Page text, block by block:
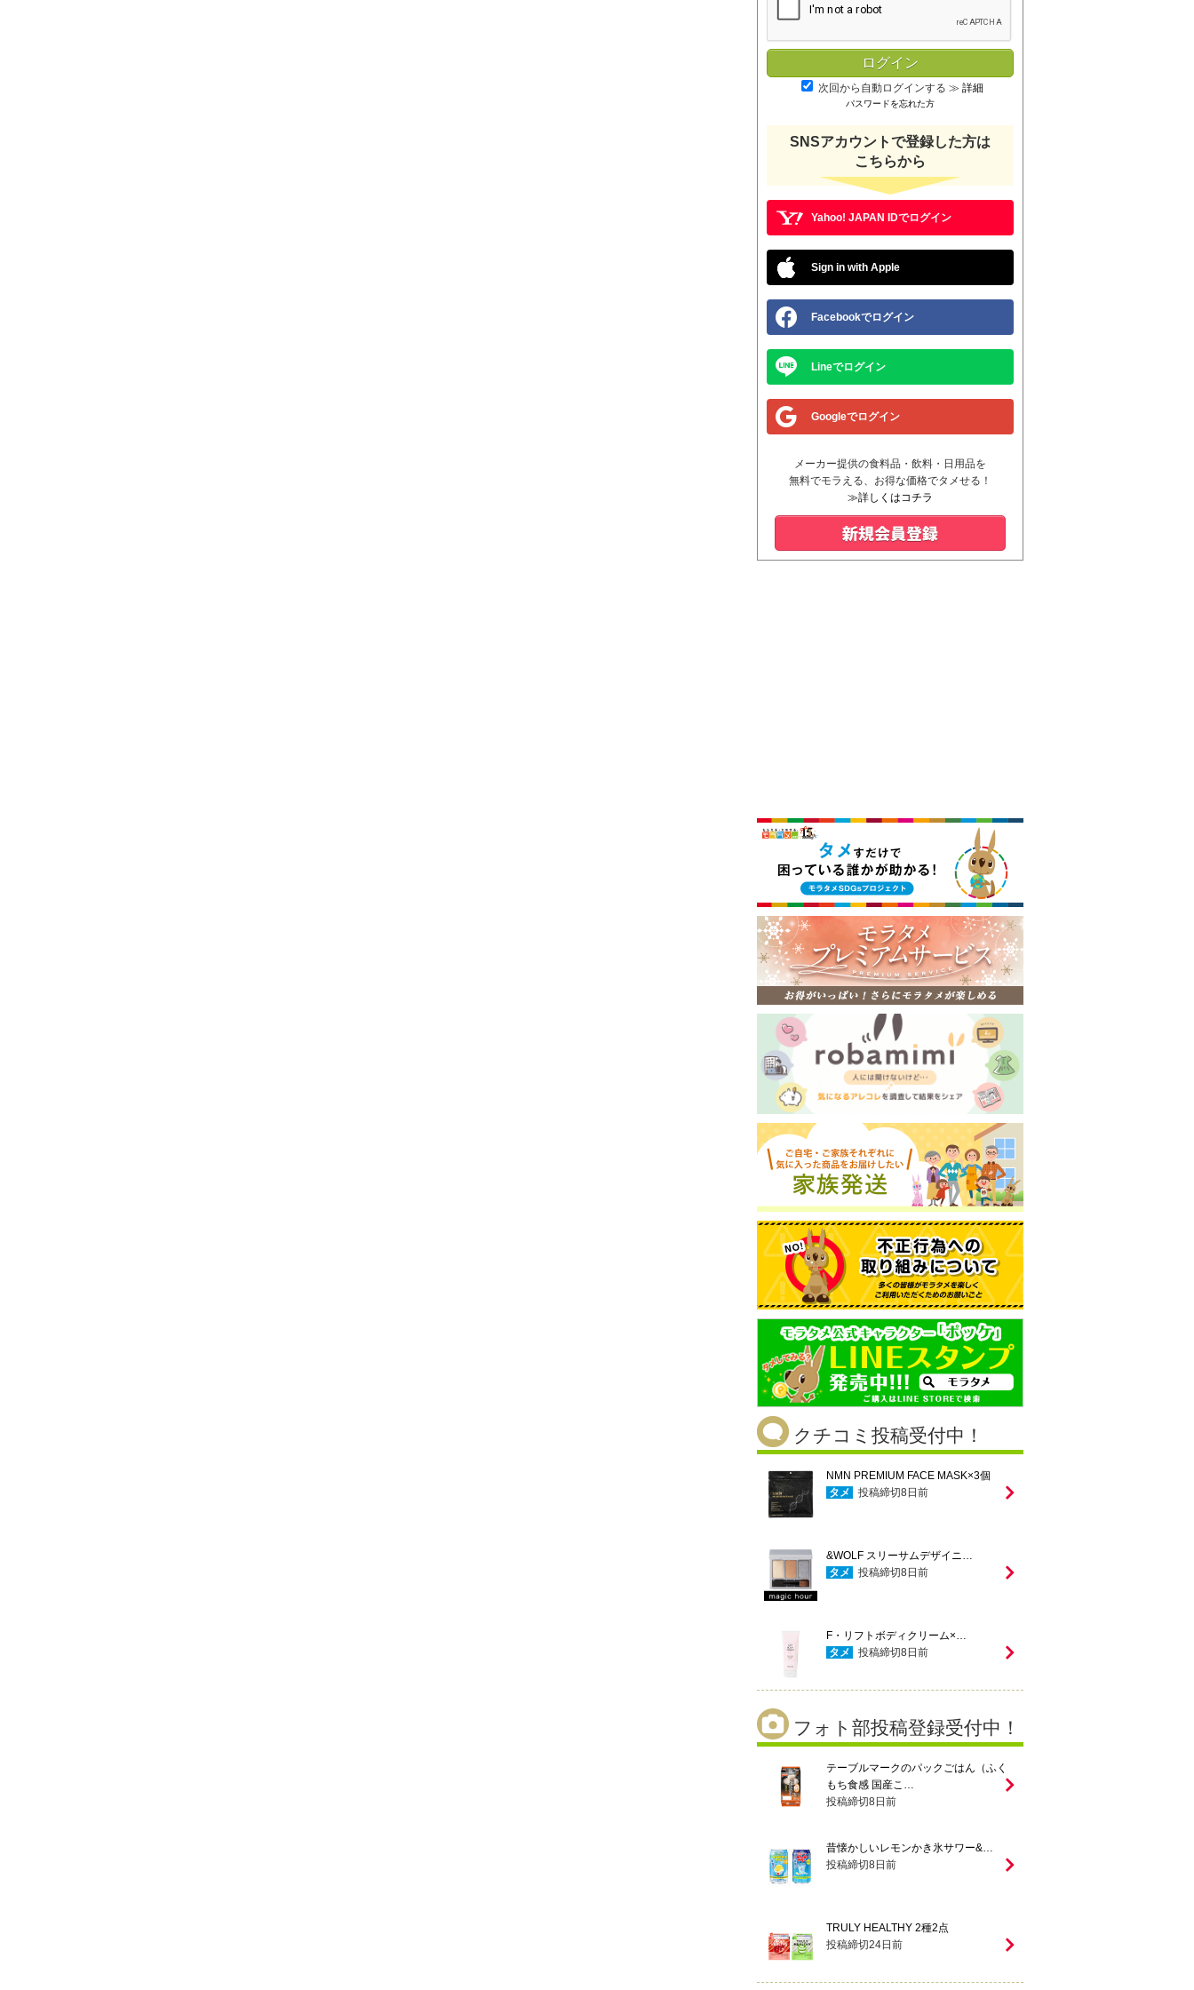
次回から自動ログインする ≫ 詳細
パスワードを忘れた方
SNSアカウントで登録した方は
こちらから
Yahoo! JAPAN IDでログイン
Sign in with Apple
Facebookでログイン
Lineでログイン
Googleでログイン
メーカー提供の食料品・飲料・日用品を
無料でモラえる、お得な価格でタメせる！
≫詳しくはコチラ
クチコミ投稿受付中！
NMN PREMIUM FACE MASK×3個
タメ
投稿締切8日前
&WOLF スリーサムデザイニ…
タメ
投稿締切8日前
F・リフトボディクリーム×…
タメ
投稿締切8日前
フォト部投稿登録受付中！
テーブルマークのパックごはん（ふく
もち食感 国産こ…
投稿締切8日前
昔懐かしいレモンかき氷サワー&…
投稿締切8日前
TRULY HEALTHY 2種2点
投稿締切24日前